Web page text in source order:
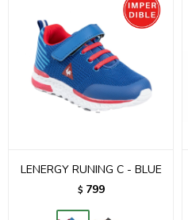
LENERGY RUNING C - BLUE
$ 799